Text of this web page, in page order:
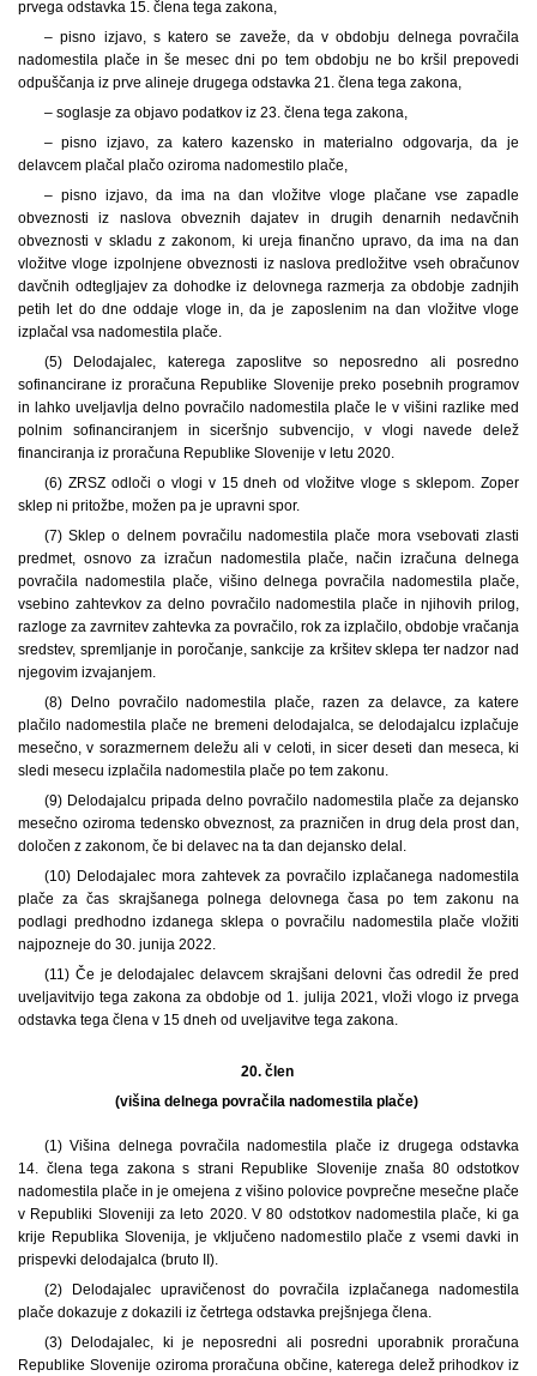
prvega odstavka 15. člena tega zakona,
– pisno izjavo, s katero se zaveže, da v obdobju delnega povračila
nadomestila plače in še mesec dni po tem obdobju ne bo kršil prepovedi
odpuščanja iz prve alineje drugega odstavka 21. člena tega zakona,
– soglasje za objavo podatkov iz 23. člena tega zakona,
– pisno izjavo, za katero kazensko in materialno odgovarja, da je
delavcem plačal plačo oziroma nadomestilo plače,
– pisno izjavo, da ima na dan vložitve vloge plačane vse zapadle
obveznosti iz naslova obveznih dajatev in drugih denarnih nedavčnih
obveznosti v skladu z zakonom, ki ureja finančno upravo, da ima na dan
vložitve vloge izpolnjene obveznosti iz naslova predložitve vseh obračunov
davčnih odtegljajev za dohodke iz delovnega razmerja za obdobje zadnjih
petih let do dne oddaje vloge in, da je zaposlenim na dan vložitve vloge
izplačal vsa nadomestila plače.
(5) Delodajalec, katerega zaposlitve so neposredno ali posredno
sofinancirane iz proračuna Republike Slovenije preko posebnih programov
in lahko uveljavlja delno povračilo nadomestila plače le v višini razlike med
polnim sofinanciranjem in siceršnjo subvencijo, v vlogi navede delež
financiranja iz proračuna Republike Slovenije v letu 2020.
(6) ZRSZ odloči o vlogi v 15 dneh od vložitve vloge s sklepom. Zoper
sklep ni pritožbe, možen pa je upravni spor.
(7) Sklep o delnem povračilu nadomestila plače mora vsebovati zlasti
predmet, osnovo za izračun nadomestila plače, način izračuna delnega
povračila nadomestila plače, višino delnega povračila nadomestila plače,
vsebino zahtevkov za delno povračilo nadomestila plače in njihovih prilog,
razloge za zavrnitev zahtevka za povračilo, rok za izplačilo, obdobje vračanja
sredstev, spremljanje in poročanje, sankcije za kršitev sklepa ter nadzor nad
njegovim izvajanjem.
(8) Delno povračilo nadomestila plače, razen za delavce, za katere
plačilo nadomestila plače ne bremeni delodajalca, se delodajalcu izplačuje
mesečno, v sorazmernem deležu ali v celoti, in sicer deseti dan meseca, ki
sledi mesecu izplačila nadomestila plače po tem zakonu.
(9) Delodajalcu pripada delno povračilo nadomestila plače za dejansko
mesečno oziroma tedensko obveznost, za prazničen in drug dela prost dan,
določen z zakonom, če bi delavec na ta dan dejansko delal.
(10) Delodajalec mora zahtevek za povračilo izplačanega nadomestila
plače za čas skrajšanega polnega delovnega časa po tem zakonu na
podlagi predhodno izdanega sklepa o povračilu nadomestila plače vložiti
najpozneje do 30. junija 2022.
(11) Če je delodajalec delavcem skrajšani delovni čas odredil že pred
uveljavitvijo tega zakona za obdobje od 1. julija 2021, vloži vlogo iz prvega
odstavka tega člena v 15 dneh od uveljavitve tega zakona.
20. člen
(višina delnega povračila nadomestila plače)
(1) Višina delnega povračila nadomestila plače iz drugega odstavka
14. člena tega zakona s strani Republike Slovenije znaša 80 odstotkov
nadomestila plače in je omejena z višino polovice povprečne mesečne plače
v Republiki Sloveniji za leto 2020. V 80 odstotkov nadomestila plače, ki ga
krije Republika Slovenija, je vključeno nadomestilo plače z vsemi davki in
prispevki delodajalca (bruto II).
(2) Delodajalec upravičenost do povračila izplačanega nadomestila
plače dokazuje z dokazili iz četrtega odstavka prejšnjega člena.
(3) Delodajalec, ki je neposredni ali posredni uporabnik proračuna
Republike Slovenije oziroma proračuna občine, katerega delež prihodkov iz